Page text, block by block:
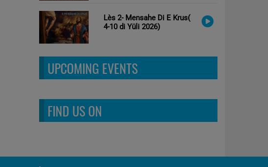
Lès 2- Mensahe Di E Krus(
4-10 di Yüli 2026)
UPCOMING EVENTS
FIND US ON